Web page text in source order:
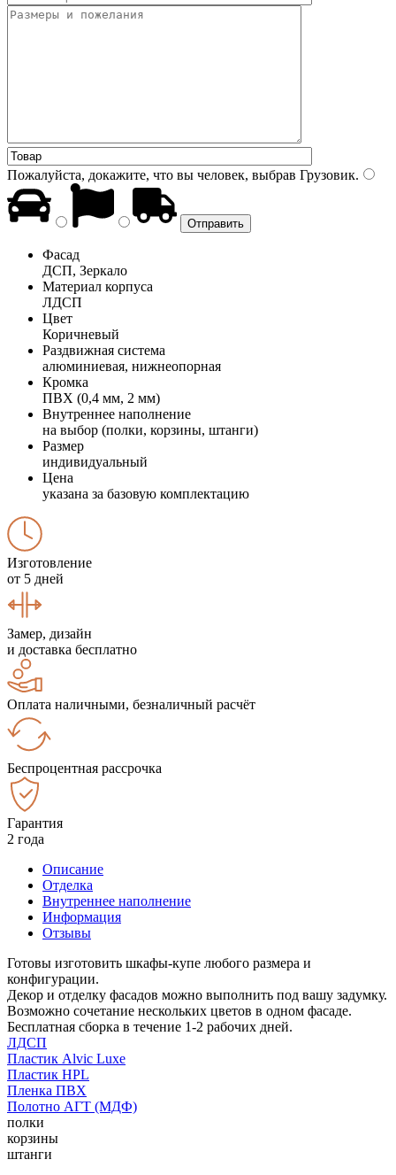
Пожалуйста, докажите, что вы человек, выбрав Грузовик.
Фасад
ДСП, Зеркало
Материал корпуса
ЛДСП
Цвет
Коричневый
Раздвижная система
алюминиевая, нижнеопорная
Кромка
ПВХ (0,4 мм, 2 мм)
Внутреннее наполнение
на выбор (полки, корзины, штанги)
Размер
индивидуальный
Цена
указана за базовую комплектацию
Изготовление
от 5 дней
Замер, дизайн
и доставка бесплатно
Оплата наличными, безналичный расчёт
Беспроцентная рассрочка
Гарантия
2 года
Описание
Отделка
Внутреннее наполнение
Информация
Отзывы
Готовы изготовить шкафы-купе любого размера и
конфигурации.
Декор и отделку фасадов можно выполнить под вашу задумку.
Возможно сочетание нескольких цветов в одном фасаде.
Бесплатная сборка в течение 1-2 рабочих дней.
ЛДСП
Пластик Alvic Luxe
Пластик HPL
Пленка ПВХ
Полотно АГТ (МДФ)
полки
корзины
штанги